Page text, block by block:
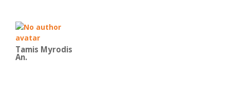
Tamis Myrodis
An.